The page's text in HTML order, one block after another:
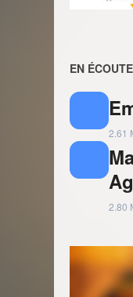
EN ÉCOUTE
2.61
2.80